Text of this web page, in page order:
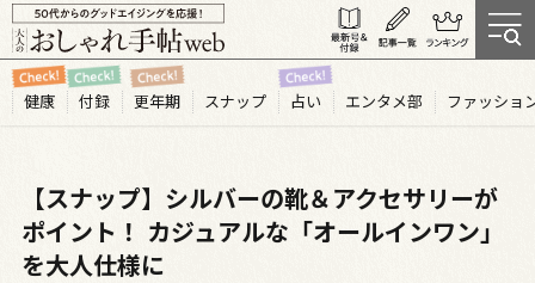
健康 付録 更年期 スナップ 占い エンタメ部 ファッショ
【スナップ】シルバーの靴＆アクセサリーが
ポイント！ カジュアルな「オールインワン」
を大人仕様に